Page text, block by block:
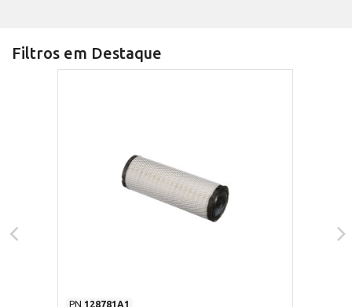
Filtros em Destaque
PN 128781A1